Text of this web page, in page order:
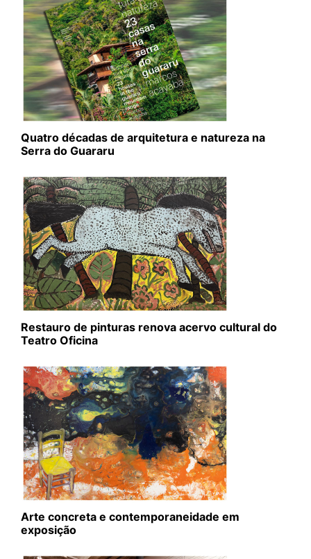
Quatro décadas de arquitetura e natureza na
Serra do Guararu
Restauro de pinturas renova acervo cultural do
Teatro Oficina
Arte concreta e contemporaneidade em
exposição